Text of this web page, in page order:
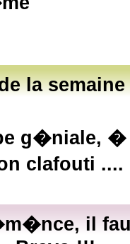
la
g�niale, �
clafouti ....
il